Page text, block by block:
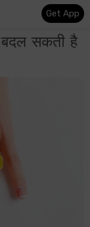
Get App
बदल सकती है